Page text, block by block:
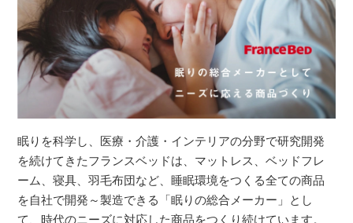
眠りを科学し、医療・介護・インテリアの分野で研究開発
を続けてきたフランスベッドは、マットレス、ベッドフレ
ーム、寝具、羽毛布団など、睡眠環境をつくる全ての商品
を自社で開発～製造できる「眠りの総合メーカー」とし
て、時代のニーズに対応した商品をつくり続けています。